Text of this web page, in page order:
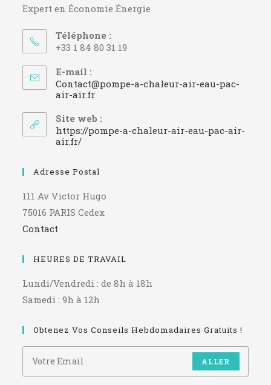
Expert en Économie Énergie
Téléphone :
+33 1 84 80 31 19
E-mail :
Contact@pompe-a-chaleur-air-eau-pac-
air-air.frS’ouvre
votre
application
Site web :
https://pompe-a-chaleur-air-eau-pac-air-
air.fr/
Adresse Postal
111 Av Victor Hugo
75016 PARIS Cedex
Contact
HEURES DE TRAVAIL
Lundi/Vendredi : de 8h à 18h
Samedi : 9h à 12h
Obtenez Vos Conseils Hebdomadaires Gratuits !
ALLER